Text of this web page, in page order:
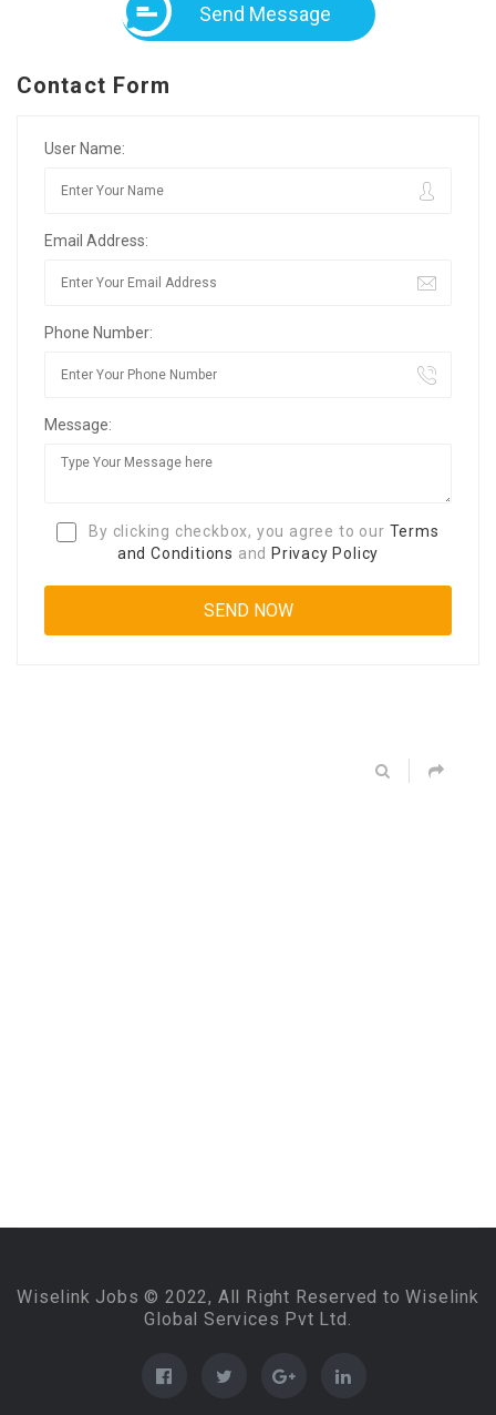
Send Message
Contact Form
User Name:
Email Address:
Phone Number:
Message:
By clicking checkbox, you agree to our Terms
and Conditions and Privacy Policy
Wiselink Jobs © 2022, All Right Reserved to Wiselink
Global Services Pvt Ltd.